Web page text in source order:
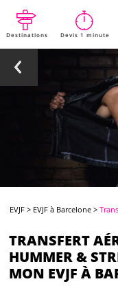
Destinations Devis 1 minute
EVJF > EVJF à Barcelone >
TRANSFERT
HUMMER &
MON EVJF À